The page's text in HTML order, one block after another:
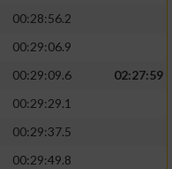
00:28:56.2
00:29:06.9
00:29:09.6
02:27:59
00:29:29.1
00:29:37.5
00:29:49.8